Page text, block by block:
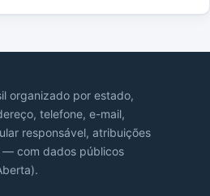
organizado por estado,
telefone, e-mail,
responsável, atribuições
— com dados públicos